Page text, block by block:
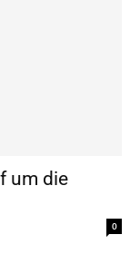
um die
0